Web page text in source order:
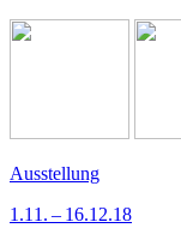
Ausstellung
1.11. – 16.12.18